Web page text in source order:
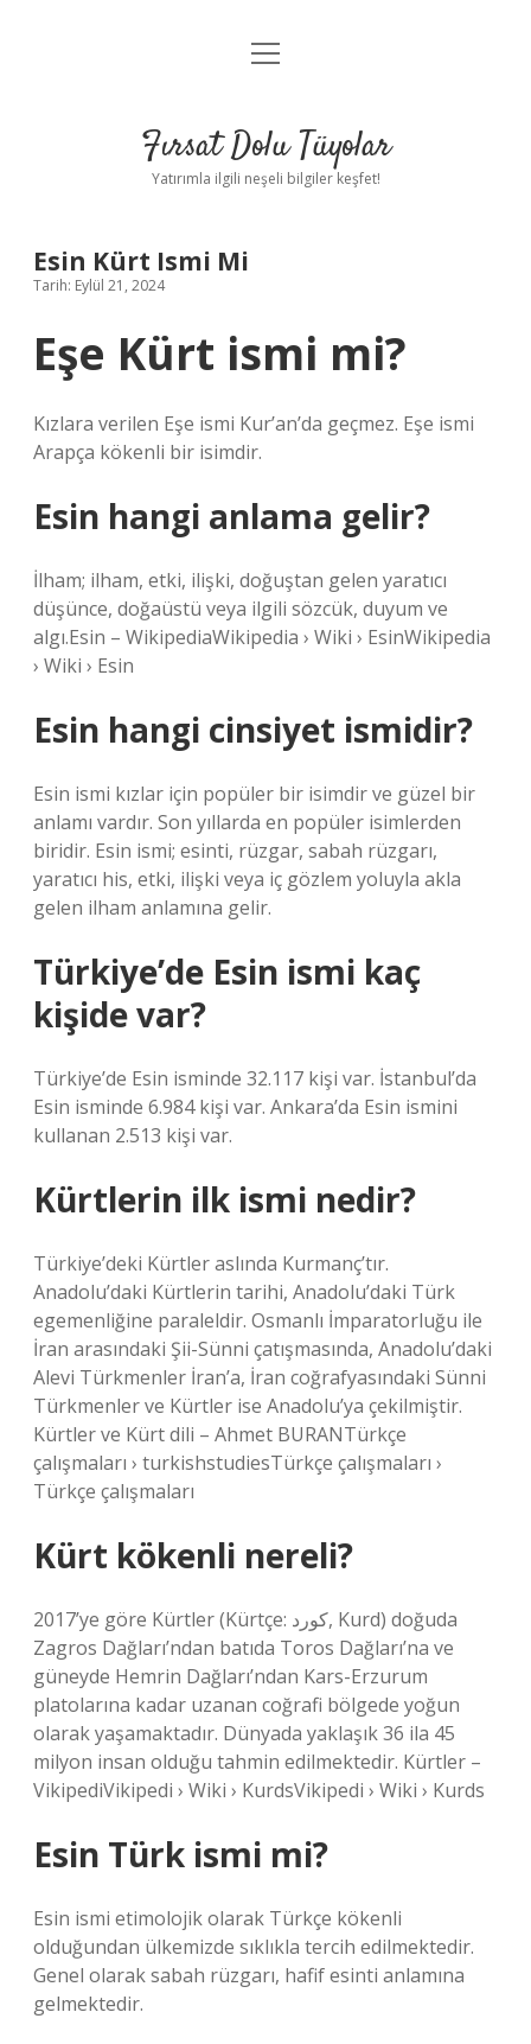
Gizlilik Politikası
Yasal Uyarı
menüyü
Fırsat Dolu Tüyolar
Yatırımla ilgili neşeli bilgiler keşfet!
Esin Kürt Ismi Mi
Tarih: Eylül 21, 2024
Eşe Kürt ismi mi?
Kızlara verilen Eşe ismi Kur’an’da geçmez. Eşe ismi
Arapça kökenli bir isimdir.
Esin hangi anlama gelir?
İlham; ilham, etki, ilişki, doğuştan gelen yaratıcı
düşünce, doğaüstü veya ilgili sözcük, duyum ve
algı.Esin – WikipediaWikipedia › Wiki › EsinWikipedia
› Wiki › Esin
Esin hangi cinsiyet ismidir?
Esin ismi kızlar için popüler bir isimdir ve güzel bir
anlamı vardır. Son yıllarda en popüler isimlerden
biridir. Esin ismi; esinti, rüzgar, sabah rüzgarı,
yaratıcı his, etki, ilişki veya iç gözlem yoluyla akla
gelen ilham anlamına gelir.
Türkiye’de Esin ismi kaç
kişide var?
Türkiye’de Esin isminde 32.117 kişi var. İstanbul’da
Esin isminde 6.984 kişi var. Ankara’da Esin ismini
kullanan 2.513 kişi var.
Kürtlerin ilk ismi nedir?
Türkiye’deki Kürtler aslında Kurmanç’tır.
Anadolu’daki Kürtlerin tarihi, Anadolu’daki Türk
egemenliğine paraleldir. Osmanlı İmparatorluğu ile
İran arasındaki Şii-Sünni çatışmasında, Anadolu’daki
Alevi Türkmenler İran’a, İran coğrafyasındaki Sünni
Türkmenler ve Kürtler ise Anadolu’ya çekilmiştir.
Kürtler ve Kürt dili – Ahmet BURANTürkçe
çalışmaları › turkishstudiesTürkçe çalışmaları ›
Türkçe çalışmaları
Kürt kökenli nereli?
2017’ye göre Kürtler (Kürtçe: کورد, Kurd) doğuda
Zagros Dağları’ndan batıda Toros Dağları’na ve
güneyde Hemrin Dağları’ndan Kars-Erzurum
platolarına kadar uzanan coğrafi bölgede yoğun
olarak yaşamaktadır. Dünyada yaklaşık 36 ila 45
milyon insan olduğu tahmin edilmektedir. Kürtler –
VikipediVikipedi › Wiki › KurdsVikipedi › Wiki › Kurds
Esin Türk ismi mi?
Esin ismi etimolojik olarak Türkçe kökenli
olduğundan ülkemizde sıklıkla tercih edilmektedir.
Genel olarak sabah rüzgarı, hafif esinti anlamına
gelmektedir.